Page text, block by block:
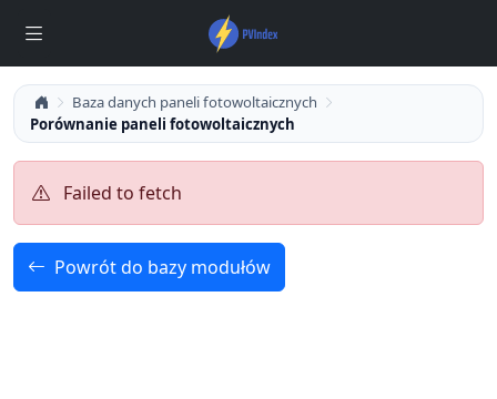
Baza danych paneli fotowoltaicznych
Porównanie paneli fotowoltaicznych
Failed to fetch
Powrót do bazy modułów